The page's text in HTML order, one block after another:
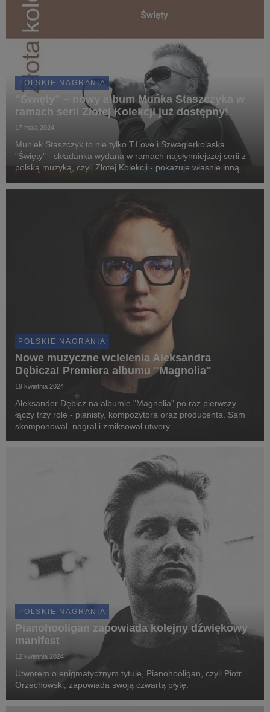
POLSKIE NAGRANIA
"Święty" – nowy album Muńka Staszczyka w
ramach serii Złotej Kolekcji już dostępny!
17 maja 2024
Muniek Staszczyk to nie tylko T.Love i Szwagierkolaska.
"Święty" - składanka wydana w ramach najsłynniejszej serii z
polską muzyką, czyli Złotej Kolekcji - pokazuje własnie inną
zaskakującą, ale niezwykle różnorodną i...
POLSKIE NAGRANIA
Nowe muzyczne wcielenia Aleksandra
Dębicza! Premiera albumu "Magnolia"
19 kwietnia 2024
Aleksander Dębicz na albumie "Magnolia" po raz pierwszy
łączy trzy role - pianisty, kompozytora oraz producenta. Sam
skomponował, nagrał i zmiksował utwory.
POLSKIE NAGRANIA
Pianohooligan zapowiada kolejny dźwiękowy
manifest
12 kwietnia 2024
Utworem o enigmatycznym tytule, Pianohooligan, czyli Piotr
Orzechowski, zapowiada swoją czwartą płytę.